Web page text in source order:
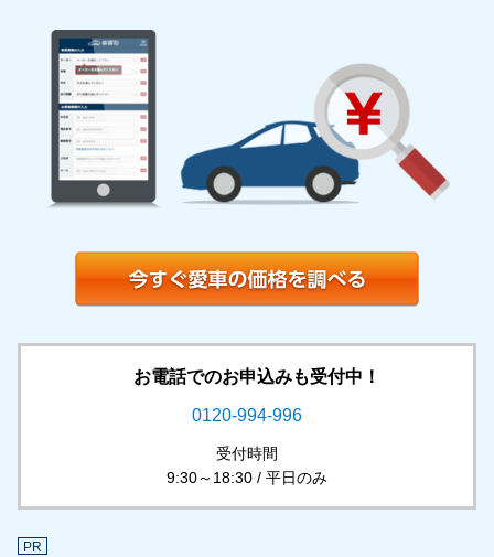
お電話でのお申込みも受付中！
0120-994-996
受付時間
9:30～18:30 / 平日のみ
PR